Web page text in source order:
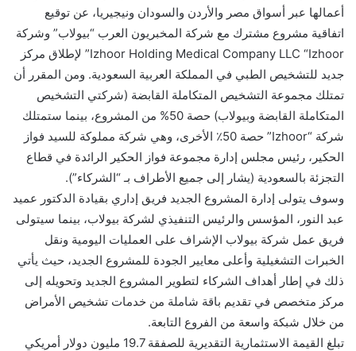
أعمالها عبر أسواق مصر والأردن والسودان ونيجيريا، عن توقيع
اتفاقية مشروع مشترك مع شركة المخبريون العرب “بيولاب” وشركة
Izhoor Holding Medical Company LLC “Izhoor” لإطلاق مركز
جديد للتشخيص الطبي في المملكة العربية السعودية. ومن المقرر أن
تمتلك مجموعة التشخيص المتكاملة القابضة (شركتي التشخيص
المتكاملة القابضة وبيولاب) حصة 50% من المشروع، بينما ستمتلك
شركة “Izhoor” حصة 50٪ الأخرى، وهي شركة مملوكة للسيد فواز
الحكير، رئيس مجلس إدارة مجموعة فواز الحكير الرائدة في قطاع
التجزئة بالسعودية (يشار إلى جميع الأطراف بـ “الشركاء”).
وسوف يتولى إدارة المشروع الجديد فريق إداري بقيادة الدكتور عميد
عبد النور، المؤسس والرئيس التنفيذي لشركة بيولاب، بينما سيتولى
فريق عمل شركة بيولاب الإشراف على العمليات اليومية ونقل
الخبرات التشغيلية وأعلى معايير الجودة للمشروع الجديد، حيث يأتي
ذلك في إطار أهداف الشركاء لتطوير المشروع الجديد وتحويله إلى
مركز متخصص في تقديم باقة شاملة من خدمات تشخيص الأمراض
من خلال شبكة واسعة من الفروع التابعة.
تبلغ القيمة الاستثمارية التقديرية للصفقة 19.7 مليون دولار أمريكي